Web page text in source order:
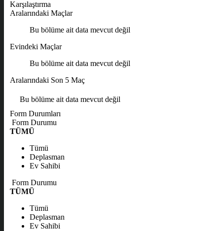
Karşılaştırma
Aralarındaki Maçlar
Bu bölüme ait data mevcut değil
Evindeki Maçlar
Bu bölüme ait data mevcut değil
Aralarındaki Son 5 Maç
Bu bölüme ait data mevcut değil
Form Durumları
Form Durumu
TÜMÜ
Tümü
Deplasman
Ev Sahibi
Form Durumu
TÜMÜ
Tümü
Deplasman
Ev Sahibi